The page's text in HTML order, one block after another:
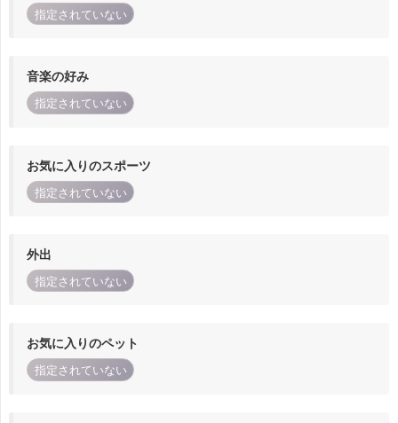
指定されていない
音楽の好み
指定されていない
お気に入りのスポーツ
指定されていない
外出
指定されていない
お気に入りのペット
指定されていない